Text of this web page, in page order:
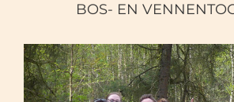
BOS- EN